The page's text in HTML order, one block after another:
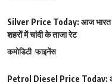
Silver Price Today: आज
शहरों में चांदी के ताजा रेट
कमोडिटी फाइनेंस
Petrol Diesel Price